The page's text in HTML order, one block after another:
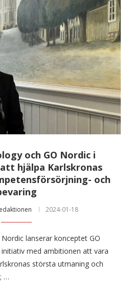
och GO Nordic i
hjälpa Karlskronas
och
2024-01-18
lanserar konceptet GO
med ambitionen att vara
största utmaning och
…